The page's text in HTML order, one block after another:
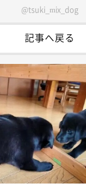
@tsuki_mix_dog
記事へ戻る